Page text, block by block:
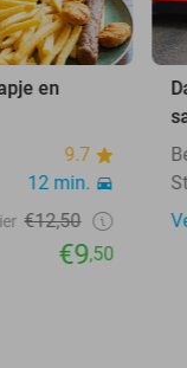
en
9.7
12 min.
€12,50
€9,50